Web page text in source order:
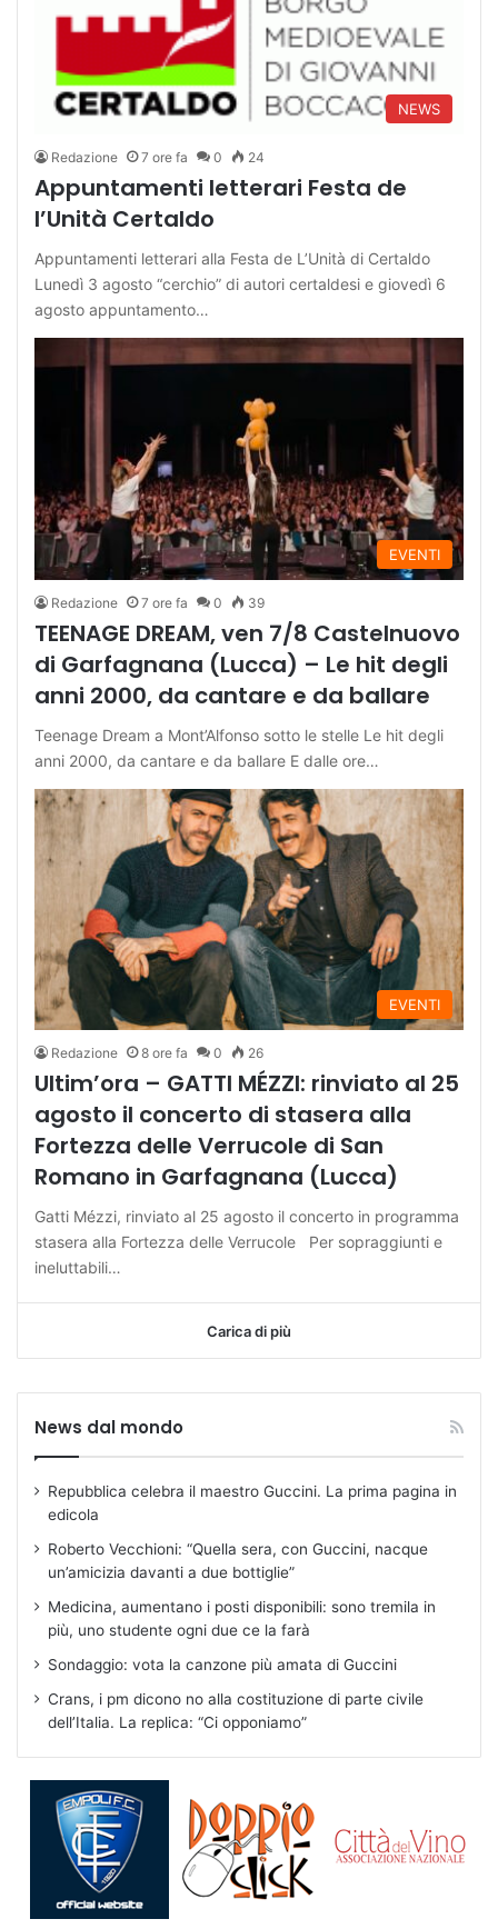
NEWS
Redazione 7 ore fa 0 24
Appuntamenti letterari Festa de
l’Unità Certaldo
Appuntamenti letterari alla Festa de L’Unità di Certaldo
Lunedì 3 agosto “cerchio” di autori certaldesi e giovedì 6
agosto appuntamento…
EVENTI
Redazione 7 ore fa 0 39
TEENAGE DREAM, ven 7/8 Castelnuovo
di Garfagnana (Lucca) – Le hit degli
anni 2000, da cantare e da ballare
Teenage Dream a Mont’Alfonso sotto le stelle Le hit degli
anni 2000, da cantare e da ballare E dalle ore…
EVENTI
Redazione 8 ore fa 0 26
Ultim’ora – GATTI MÉZZI: rinviato al 25
agosto il concerto di stasera alla
Fortezza delle Verrucole di San
Romano in Garfagnana (Lucca)
Gatti Mézzi, rinviato al 25 agosto il concerto in programma
stasera alla Fortezza delle Verrucole Per sopraggiunti e
ineluttabili…
Carica di più
News dal mondo
Repubblica celebra il maestro Guccini. La prima pagina in
edicola
Roberto Vecchioni: “Quella sera, con Guccini, nacque
un’amicizia davanti a due bottiglie”
Medicina, aumentano i posti disponibili: sono tremila in
più, uno studente ogni due ce la farà
Sondaggio: vota la canzone più amata di Guccini
Crans, i pm dicono no alla costituzione di parte civile
dell’Italia. La replica: “Ci opponiamo”